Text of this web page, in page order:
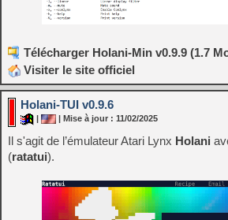
Télécharger Holani-Min v0.9.9 (1.7
Visiter le site officiel
Holani-TUI v0.9.6
| Mise à jour : 11/02/2025
Il s'agit de l’émulateur Atari Lynx Holani
(ratatui).